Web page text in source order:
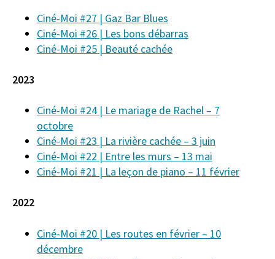
Ciné-Moi #27 | Gaz Bar Blues
Ciné-Moi #26 | Les bons débarras
Ciné-Moi #25 | Beauté cachée
2023
Ciné-Moi #24 | Le mariage de Rachel – 7
octobre
Ciné-Moi #23 | La rivière cachée – 3 juin
Ciné-Moi #22 | Entre les murs – 13 mai
Ciné-Moi #21 | La leçon de piano – 11 février
2022
Ciné-Moi #20 | Les routes en février – 10
décembre